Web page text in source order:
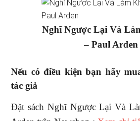
Nghĩ Ngược Lại Và
– Paul Arden
Nếu có điều kiện bạn hãy
tác giả
Đặt sách Nghĩ Ngược Lại Và